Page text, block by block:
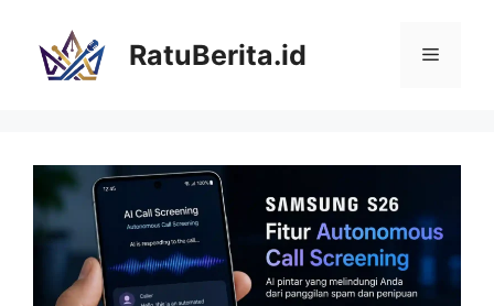
RatuBerita.id Menu